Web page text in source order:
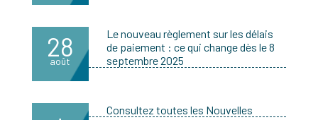
28
août
Le nouveau règlement sur les délais
de paiement : ce qui change dès le 8
septembre 2025
Consultez toutes les Nouvelles